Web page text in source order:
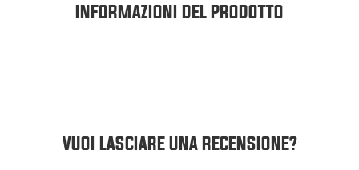
INFORMAZIONI DEL PRODOTTO
VUOI LASCIARE UNA RECENSIONE?